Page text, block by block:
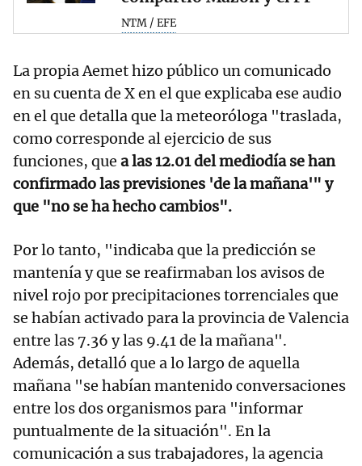
NTM / EFE
La propia Aemet hizo público un comunicado
en su cuenta de X en el que explicaba ese audio
en el que detalla que la meteoróloga "traslada,
como corresponde al ejercicio de sus
funciones, que a las 12.01 del mediodía se han
confirmado las previsiones 'de la mañana'" y
que "no se ha hecho cambios".
Por lo tanto, "indicaba que la predicción se
mantenía y que se reafirmaban los avisos de
nivel rojo por precipitaciones torrenciales que
se habían activado para la provincia de Valencia
entre las 7.36 y las 9.41 de la mañana".
Además, detalló que a lo largo de aquella
mañana "se habían mantenido conversaciones
entre los dos organismos para "informar
puntualmente de la situación". En la
comunicación a sus trabajadores, la agencia